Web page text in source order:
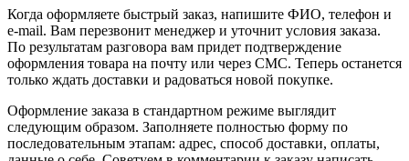
Когда оформляете быстрый заказ, напишите ФИО, телефон и
e-mail. Вам перезвонит менеджер и уточнит условия заказа.
По результатам разговора вам придет подтверждение
оформления товара на почту или через СМС. Теперь останется
только ждать доставки и радоваться новой покупке.
Оформление заказа в стандартном режиме выглядит
следующим образом. Заполняете полностью форму по
последовательным этапам: адрес, способ доставки, оплаты,